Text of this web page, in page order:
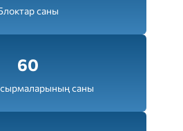
саны
60
саны